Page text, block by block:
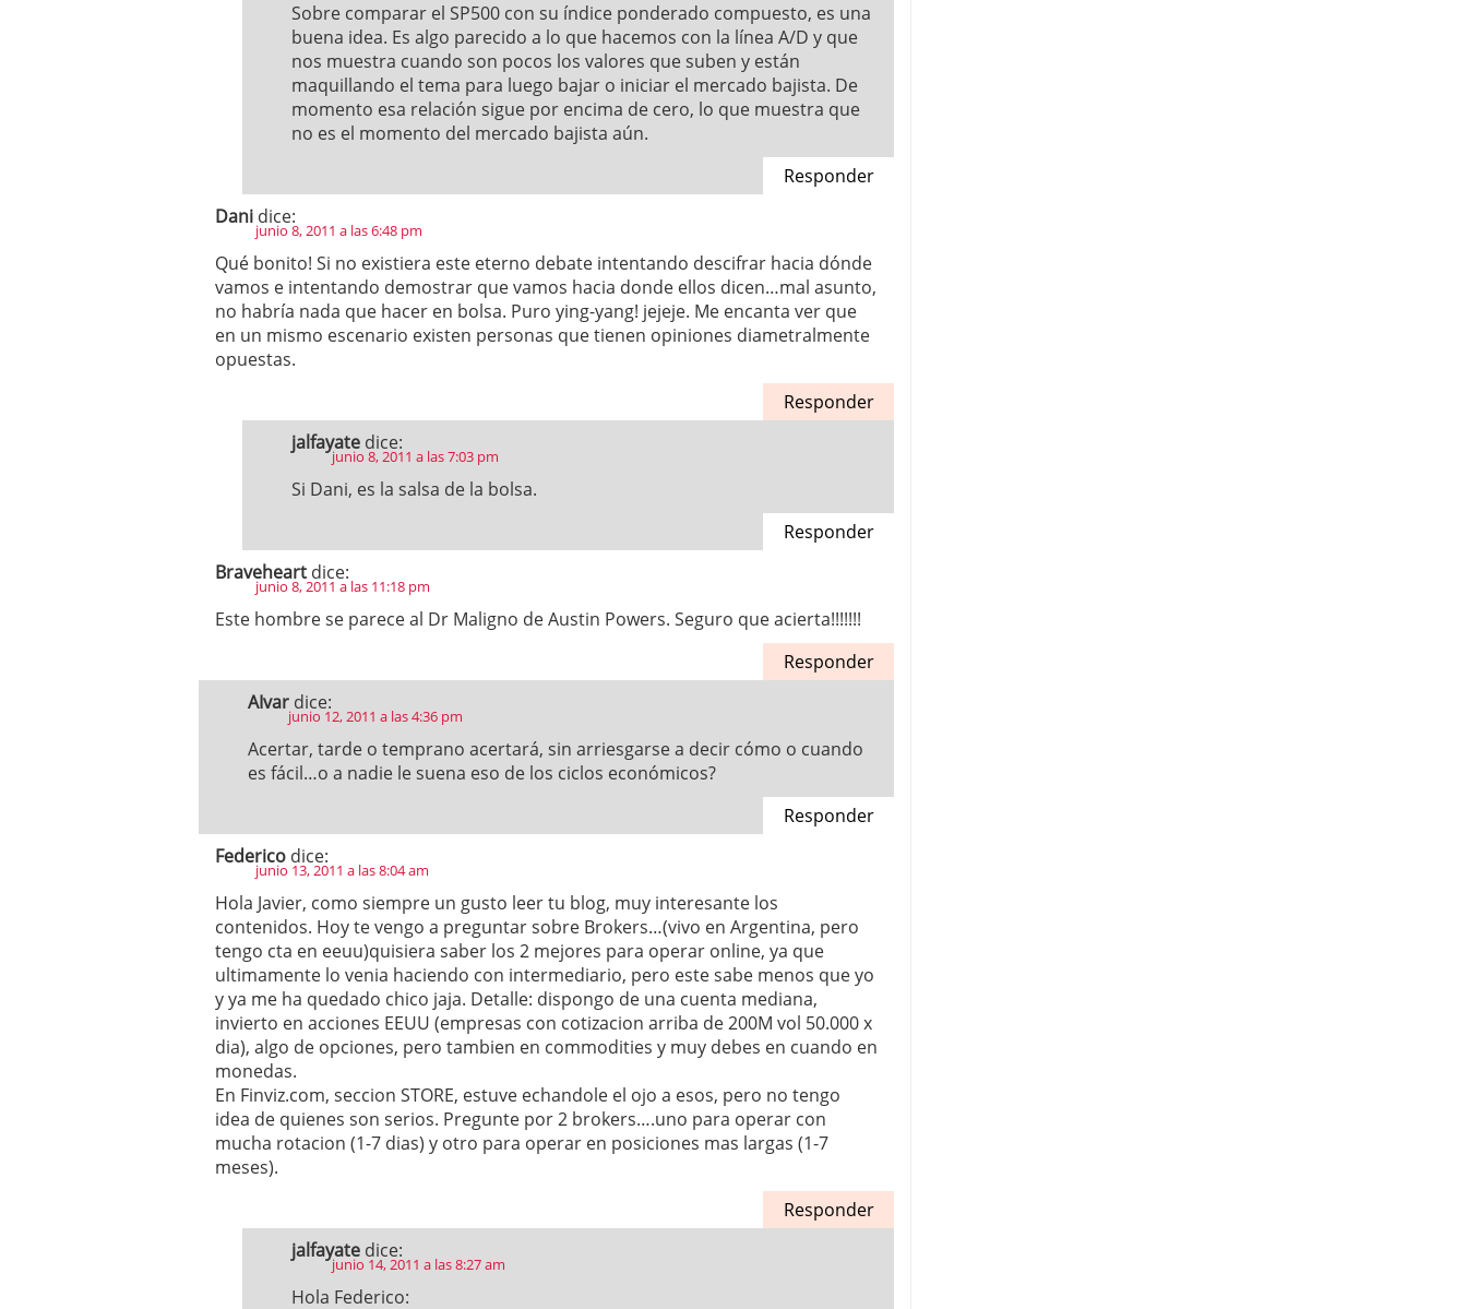
Sobre comparar el SP500 con su índice ponderado compuesto, es una
buena idea. Es algo parecido a lo que hacemos con la línea A/D y que
nos muestra cuando son pocos los valores que suben y están
maquillando el tema para luego bajar o iniciar el mercado bajista. De
momento esa relación sigue por encima de cero, lo que muestra que
no es el momento del mercado bajista aún.
Responder
Dani dice:
junio 8, 2011 a las 6:48 pm
Qué bonito! Si no existiera este eterno debate intentando descifrar hacia dónde
vamos e intentando demostrar que vamos hacia donde ellos dicen…mal asunto,
no habría nada que hacer en bolsa. Puro ying-yang! jejeje. Me encanta ver que
en un mismo escenario existen personas que tienen opiniones diametralmente
opuestas.
Responder
jalfayate dice:
junio 8, 2011 a las 7:03 pm
Si Dani, es la salsa de la bolsa.
Responder
Braveheart dice:
junio 8, 2011 a las 11:18 pm
Este hombre se parece al Dr Maligno de Austin Powers. Seguro que acierta!!!!!!!
Responder
AIvar dice:
junio 12, 2011 a las 4:36 pm
Acertar, tarde o temprano acertará, sin arriesgarse a decir cómo o cuando
es fácil…o a nadie le suena eso de los ciclos económicos?
Responder
Federico dice:
junio 13, 2011 a las 8:04 am
Hola Javier, como siempre un gusto leer tu blog, muy interesante los
contenidos. Hoy te vengo a preguntar sobre Brokers…(vivo en Argentina, pero
tengo cta en eeuu)quisiera saber los 2 mejores para operar online, ya que
ultimamente lo venia haciendo con intermediario, pero este sabe menos que yo
y ya me ha quedado chico jaja. Detalle: dispongo de una cuenta mediana,
invierto en acciones EEUU (empresas con cotizacion arriba de 200M vol 50.000 x
dia), algo de opciones, pero tambien en commodities y muy debes en cuando en
monedas.
En Finviz.com, seccion STORE, estuve echandole el ojo a esos, pero no tengo
idea de quienes son serios. Pregunte por 2 brokers….uno para operar con
mucha rotacion (1-7 dias) y otro para operar en posiciones mas largas (1-7
meses).
Responder
jalfayate dice:
junio 14, 2011 a las 8:27 am
Hola Federico: